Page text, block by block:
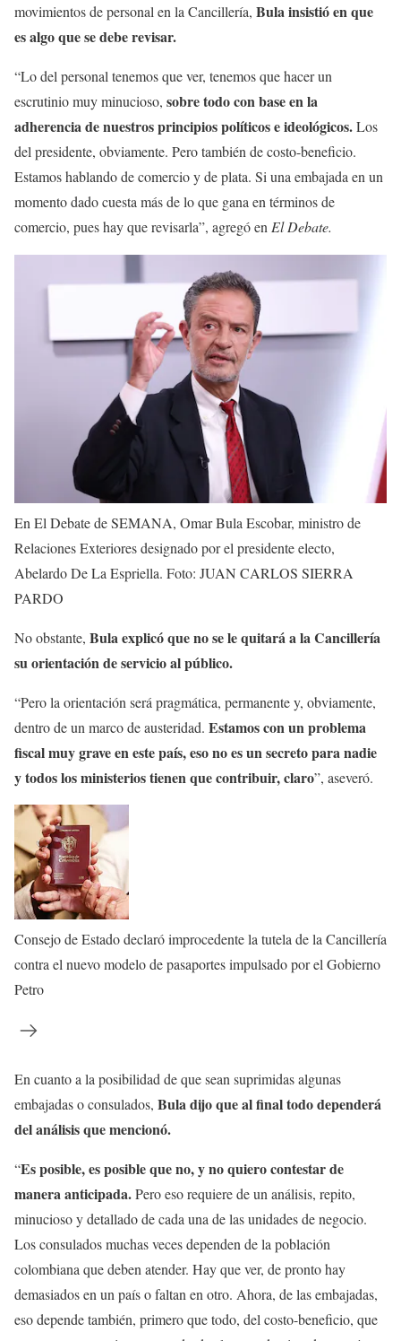
movimientos de personal en la Cancillería, Bula insistió en que
es algo que se debe revisar.
“Lo del personal tenemos que ver, tenemos que hacer un
escrutinio muy minucioso, sobre todo con base en la
adherencia de nuestros principios políticos e ideológicos.Los
del presidente, obviamente. Pero también de costo-beneficio.
Estamos hablando de comercio y de plata. Si una embajada en un
momento dado cuesta más de lo que gana en términos de
comercio, pues hay que revisarla”, agregó enEl Debate.
En El Debate de SEMANA, Omar Bula Escobar, ministro de
Relaciones Exteriores designado por el presidente electo,
Abelardo De La Espriella. Foto: JUAN CARLOS SIERRA
PARDO
No obstante, Bula explicó que no se le quitará a la Cancillería
su orientación de servicio al público.
“Pero la orientación será pragmática, permanente y, obviamente,
dentro de un marco de austeridad. Estamos con un problema
fiscal muy grave en este país, eso no es un secreto para nadie
y todos los ministerios tienen que contribuir, claro”, aseveró.
Consejo de Estado declaró improcedente la tutela de la Cancillería
contra el nuevo modelo de pasaportes impulsado por el Gobierno
Petro
En cuanto a la posibilidad de que sean suprimidas algunas
embajadas o consulados, Bula dijo que al final todo dependerá
del análisis que mencionó.
“Es posible, es posible que no, y no quiero contestar de
manera anticipada.Pero eso requiere de un análisis, repito,
minucioso y detallado de cada una de las unidades de negocio.
Los consulados muchas veces dependen de la población
colombiana que deben atender. Hay que ver, de pronto hay
demasiados en un país o faltan en otro. Ahora, de las embajadas,
eso depende también, primero que todo, del costo-beneficio, que